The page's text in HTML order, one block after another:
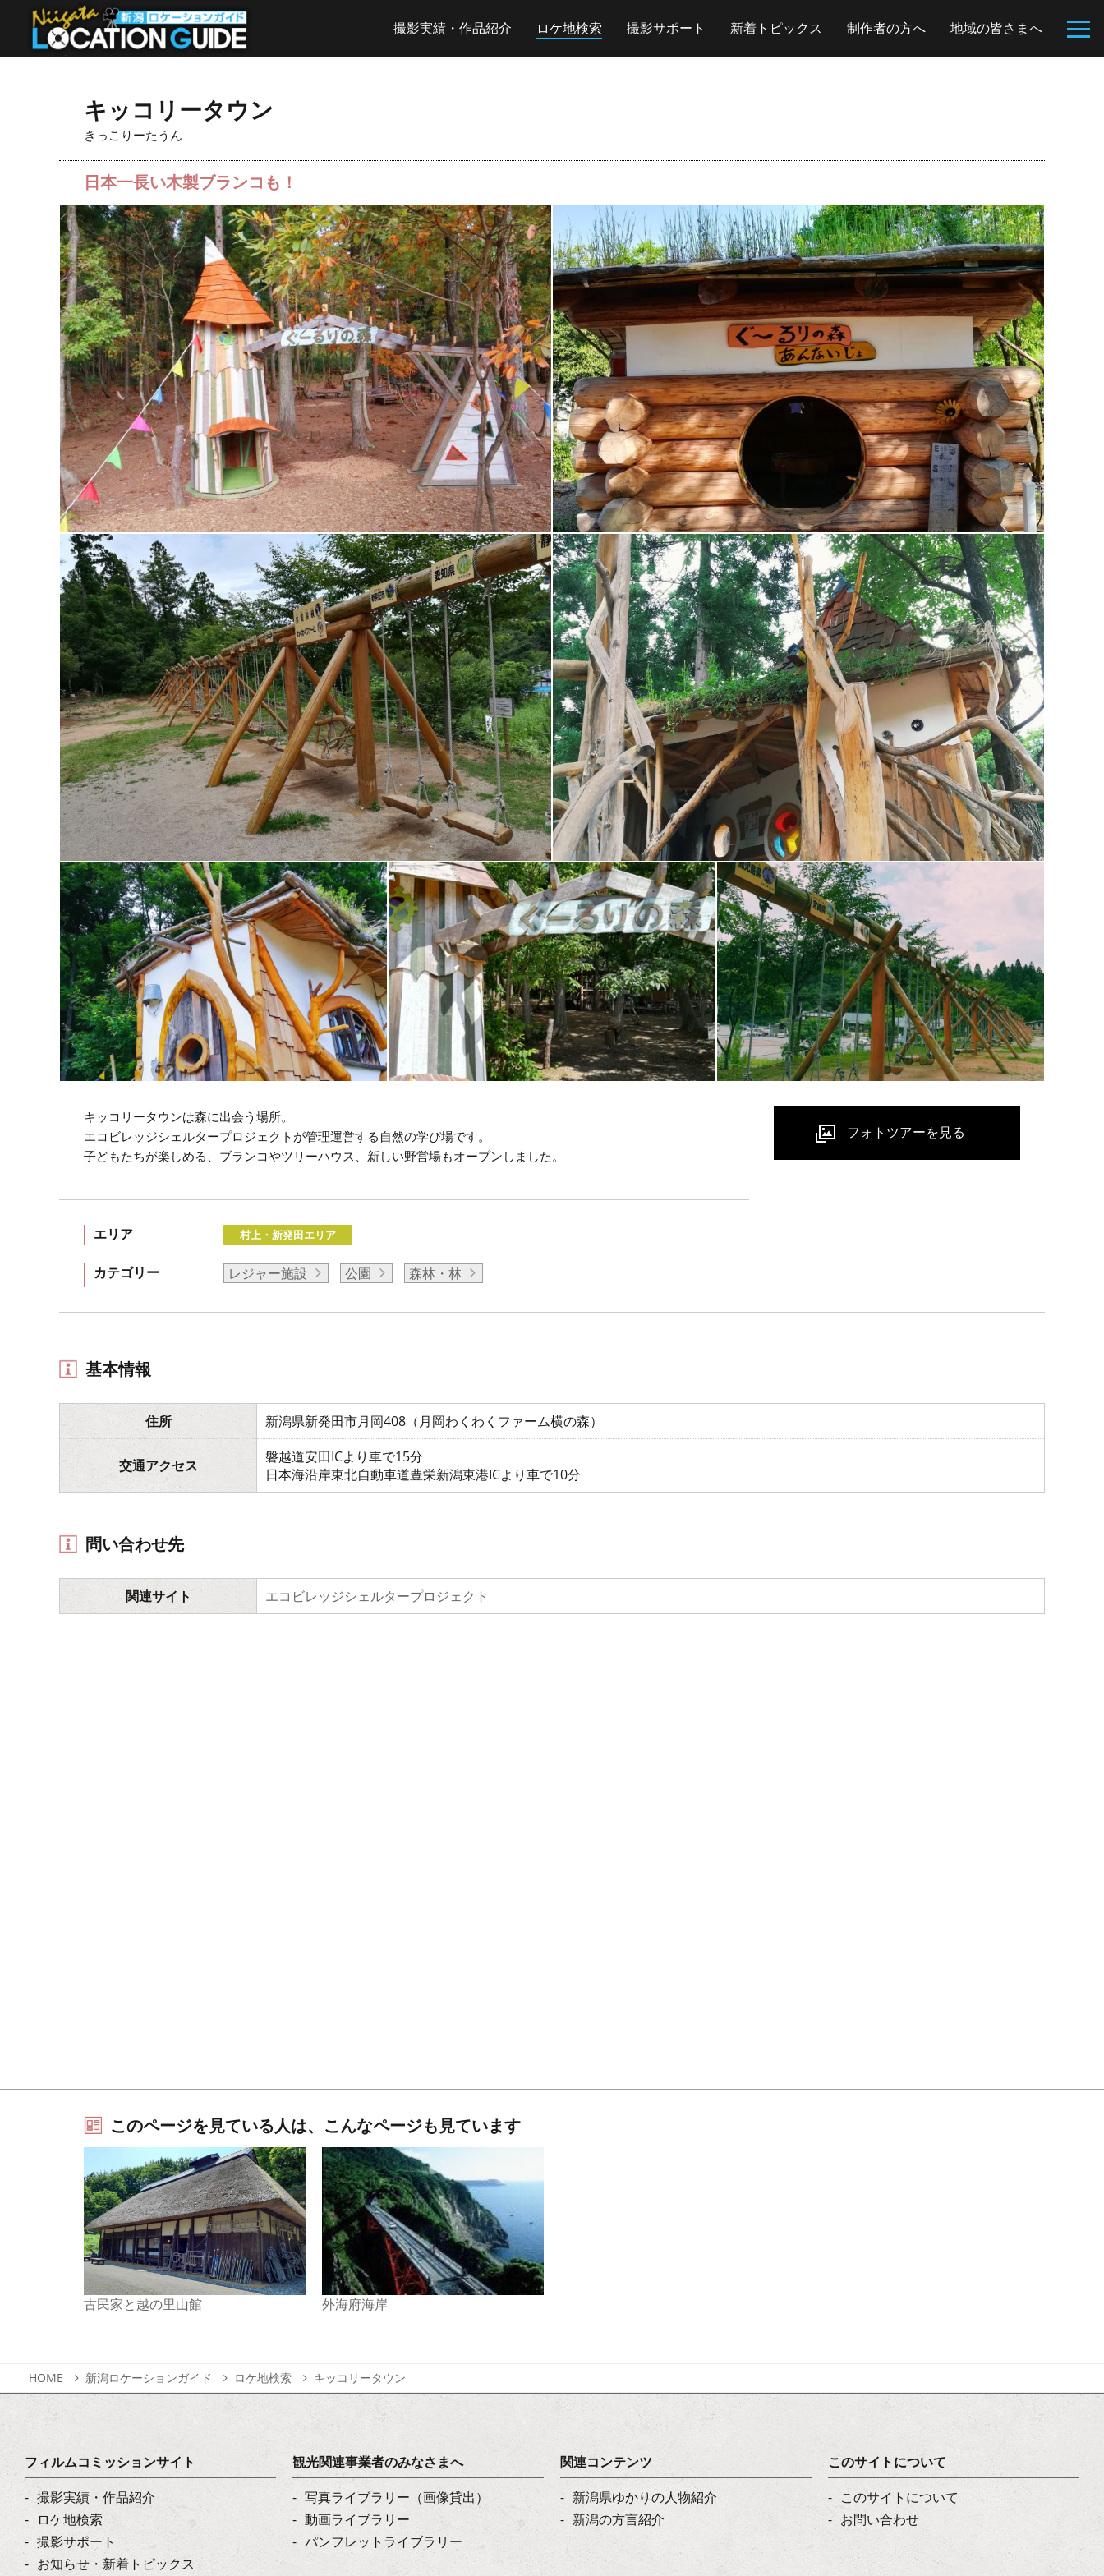
撮影実績・作品紹介 ロケ地検索 撮影サポート 新着トピックス 制作者の方へ 地域の皆さまへ
キッコリータウン
きっこりーたうん
日本一長い木製ブランコも！
キッコリータウンは森に出会う場所。
エコビレッジシェルタープロジェクトが管理運営する自然の学び場です。
子どもたちが楽しめる、ブランコやツリーハウス、新しい野営場もオープンしました。
エリア 村上・新発田エリア
カテゴリー レジャー施設 公園 森林・林
基本情報
住所 新潟県新発田市月岡408（月岡わくわくファーム横の森）
交通アクセス
磐越道安田ICより車で15分
日本海沿岸東北自動車道豊栄新潟東港ICより車で10分
問い合わせ先
関連サイト エコビレッジシェルタープロジェクト
このページを見ている人は、こんなページも見ています
古民家と越の里山館 外海府海岸
HOME 新潟ロケーションガイド ロケ地検索 キッコリータウン
フィルムコミッションサイト
撮影実績・作品紹介
ロケ地検索
撮影サポート
お知らせ・新着トピックス
観光関連事業者のみなさまへ
写真ライブラリー（画像貸出）
動画ライブラリー
パンフレットライブラリー
関連コンテンツ
新潟県ゆかりの人物紹介
新潟の方言紹介
このサイトについて
このサイトについて
お問い合わせ